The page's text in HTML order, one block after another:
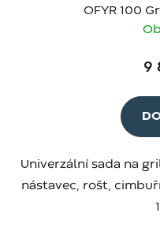
OFYR 100
9
Univerzální sada na
nástavec, rošt,